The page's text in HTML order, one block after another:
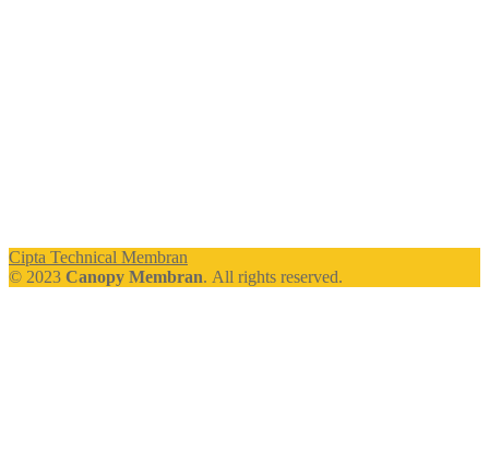
Cipta Technical Membran
© 2023 Canopy Membran. All rights reserved.